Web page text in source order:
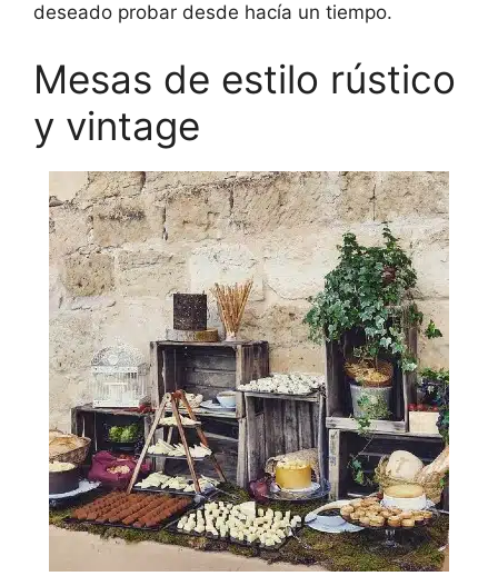
deseado probar desde hacía un tiempo.
Mesas de estilo rústico
y vintage